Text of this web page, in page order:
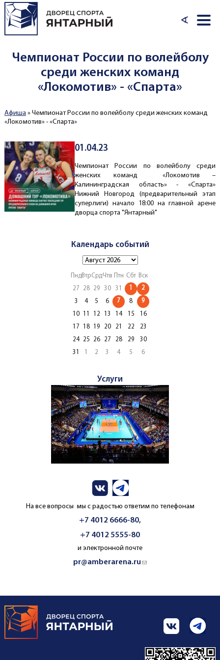
Перейти к основному содержанию
∢
Чемпионат России по волейболу
среди женских команд
«Локомотив» - «Спарта»
Вы здесь
Афиша» Чемпионат России по волейболу среди женских команд
«Локомотив» - «Спарта»
01.04.23
Чемпионат России по волейболу среди
женских команд «Локомотив –
Калининградская область» - «Спарта»
Нижний Новгород (предварительный этап
суперлиги) начало 18:00 на главной арене
дворца спорта "Янтарный"
Календарь событий
ПндВтрСрдЧтв Птн Сбт Вск
27
28 29 30 31 1 2
3 4 5 6 7 8 9
10 12 13 14 15
16
17
18 19 20 21 22
23
24
25 26 27 28 29
30
31
2 3 4 5 6
Услуги
На все вопросы мы с радостью ответим по телефонам
+7 4012 6666-80,
+7 4012 5555-80
и электронной почте
pr@amberarena.ru(link sends e-mail)